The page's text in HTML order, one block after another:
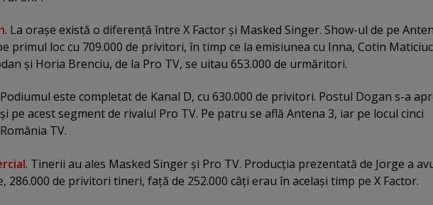
. La oraşe există o diferenţă între X Factor şi Masked Singer. Show-ul de pe
primul loc cu 709.000 de privitori, în timp ce la emisiunea cu Inna, Cotin
şi Horia Brenciu, de la Pro TV, se uitau 653.000 de urmăritori.
Podiumul este completat de Kanal D, cu 630.000 de privitori. Postul Dogan s-a
şi pe acest segment de rivalul Pro TV. Pe patru se află Antena 3, iar pe locul cinci
România TV.
. Tinerii au ales Masked Singer şi Pro TV. Producţia prezentată de Jorge a
286.000 de privitori tineri, faţă de 252.000 câţi erau în acelaşi timp pe X Factor.